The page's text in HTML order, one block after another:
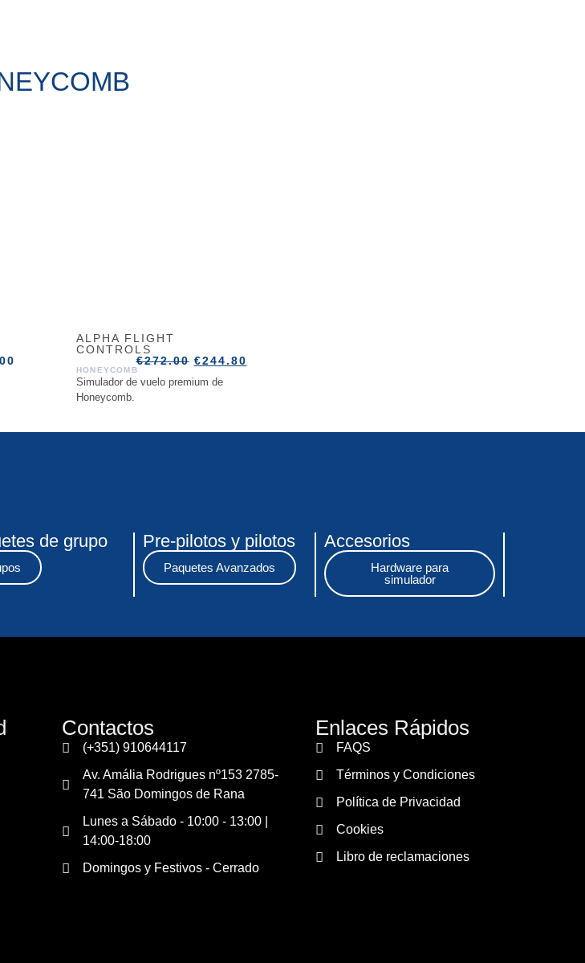
ALPHA FLIGHT
CONTROLS
€272.00 €244.80
HONEYCOMB
Simulador de vuelo premium de
Honeycomb.
de grupo Pre-pilotos y pilotos
Paquetes Avanzados
Accesorios
Hardware para
simulador
Contactos
(+351) 910644117
Av. Amália Rodrigues nº153 2785-
741 São Domingos de Rana
Lunes a Sábado - 10:00 - 13:00 |
14:00-18:00
Domingos y Festivos - Cerrado
Enlaces Rápidos
FAQS
Términos y Condiciones
Política de Privacidad
Cookies
Libro de reclamaciones